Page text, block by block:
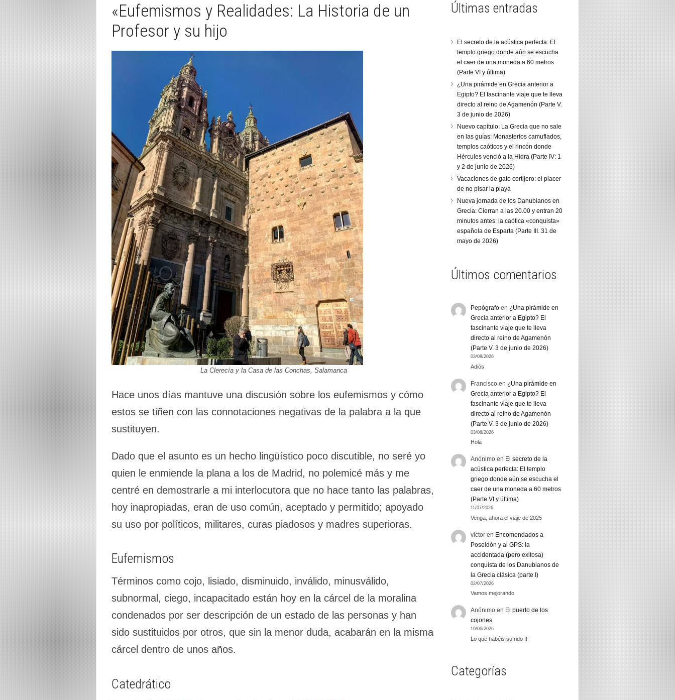
«Eufemismos y Realidades: La Historia de un
Profesor y su hijo
La Clerecía y la Casa de las Conchas, Salamanca
Hace unos días mantuve una discusión sobre los eufemismos y cómo
estos se tiñen con las connotaciones negativas de la palabra a la que
sustituyen.
Dado que el asunto es un hecho lingüístico poco discutible, no seré yo
quien le enmiende la plana a los de Madrid, no polemicé más y me
centré en demostrarle a mi interlocutora que no hace tanto las palabras,
hoy inapropiadas, eran de uso común, aceptado y permitido; apoyado
su uso por políticos, militares, curas piadosos y madres superioras.
Eufemismos
Términos como cojo, lisiado, disminuido, inválido, minusválido,
subnormal, ciego, incapacitado están hoy en la cárcel de la moralina
condenados por ser descripción de un estado de las personas y han
sido sustituidos por otros, que sin la menor duda, acabarán en la misma
cárcel dentro de unos años.
Catedrático
Últimas entradas
El secreto de la acústica perfecta: El
templo griego donde aún se escucha
el caer de una moneda a 60 metros
(Parte VI y última)
¿Una pirámide en Grecia anterior a
Egipto? El fascinante viaje que te lleva
directo al reino de Agamenón (Parte V.
3 de junio de 2026)
Nuevo capítulo: La Grecia que no sale
en las guías: Monasterios camuflados,
templos caóticos y el rincón donde
Hércules venció a la Hidra (Parte IV: 1
y 2 de junio de 2026)
Vacaciones de gato cortijero: el placer
de no pisar la playa
Nueva jornada de los Danubianos en
Grecia: Cierran a las 20.00 y entran 20
minutos antes: la caótica «conquista»
española de Esparta (Parte III. 31 de
mayo de 2026)
Últimos comentarios
Pepógrafo en¿Una pirámide en
Grecia anterior a Egipto? El
fascinante viaje que te lleva
directo al reino de Agamenón
(Parte V. 3 de junio de 2026)
03/08/2026
Adiós
Francisco en ¿Una pirámide en
Grecia anterior a Egipto? El
fascinante viaje que te lleva
directo al reino de Agamenón
(Parte V. 3 de junio de 2026)
03/08/2026
Hola
Anónimo en El secreto de la
acústica perfecta: El templo
griego donde aún se escucha el
caer de una moneda a 60 metros
(Parte VI y última)
11/07/2026
Venga, ahora el viaje de 2025
victor en Encomendados a
Poseidón y al GPS: la
accidentada (pero exitosa)
conquista de los Danubianos de
la Grecia clásica (parte I)
02/07/2026
Vamos mejorando
Anónimo en El puerto de los
cojones
10/06/2026
Lo que habéis sufrido !!
Categorías